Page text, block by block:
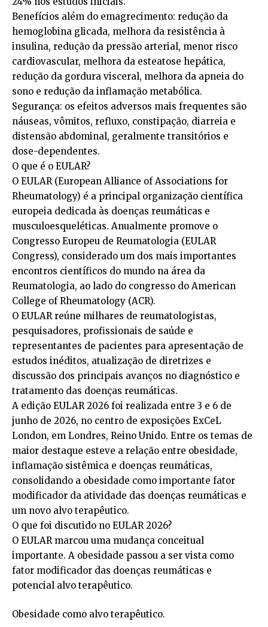
Benefícios além do emagrecimento: redução da
hemoglobina glicada, melhora da resistência à
insulina, redução da pressão arterial, menor risco
cardiovascular, melhora da esteatose hepática,
redução da gordura visceral, melhora da apneia do
sono e redução da inflamação metabólica.
Segurança: os efeitos adversos mais frequentes são
náuseas, vômitos, refluxo, constipação, diarreia e
distensão abdominal, geralmente transitórios e
dose-dependentes.
O que é o EULAR?
O EULAR (European Alliance of Associations for
Rheumatology) é a principal organização científica
europeia dedicada às doenças reumáticas e
musculoesqueléticas. Anualmente promove o
Congresso Europeu de Reumatologia (EULAR
Congress), considerado um dos mais importantes
encontros científicos do mundo na área da
Reumatologia, ao lado do congresso do American
College of Rheumatology (ACR).
O EULAR reúne milhares de reumatologistas,
pesquisadores, profissionais de saúde e
representantes de pacientes para apresentação de
estudos inéditos, atualização de diretrizes e
discussão dos principais avanços no diagnóstico e
tratamento das doenças reumáticas.
A edição EULAR 2026 foi realizada entre 3 e 6 de
junho de 2026, no centro de exposições ExCeL
London, em Londres, Reino Unido. Entre os temas de
maior destaque esteve a relação entre obesidade,
inflamação sistêmica e doenças reumáticas,
consolidando a obesidade como importante fator
modificador da atividade das doenças reumáticas e
um novo alvo terapêutico.
O que foi discutido no EULAR 2026?
O EULAR marcou uma mudança conceitual
importante. A obesidade passou a ser vista como
fator modificador das doenças reumáticas e
potencial alvo terapêutico.
Obesidade como alvo terapêutico.